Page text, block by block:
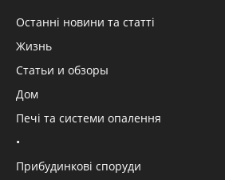
Останні новини та статті
Жизнь
Статьи и обзоры
Дом
Печі та системи опалення
•
Прибудинкові споруди